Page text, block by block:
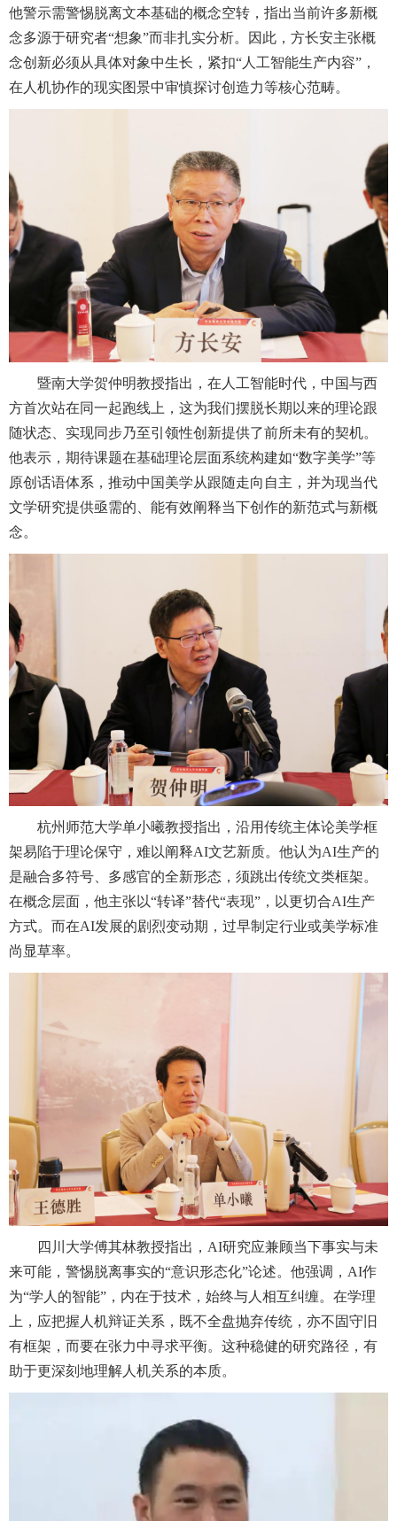
他警示需警惕脱离文本基础的概念空转，指出当前许多新概
念多源于研究者“想象”而非扎实分析。因此，方长安主张概
念创新必须从具体对象中生长，紧扣“人工智能生产内容”，
在人机协作的现实图景中审慎探讨创造力等核心范畴。
暨南大学贺仲明教授指出，在人工智能时代，中国与西
方首次站在同一起跑线上，这为我们摆脱长期以来的理论跟
随状态、实现同步乃至引领性创新提供了前所未有的契机。
他表示，期待课题在基础理论层面系统构建如“数字美学”等
原创话语体系，推动中国美学从跟随走向自主，并为现当代
文学研究提供亟需的、能有效阐释当下创作的新范式与新概
念。
杭州师范大学单小曦教授指出，沿用传统主体论美学框
架易陷于理论保守，难以阐释AI文艺新质。他认为AI生产的
是融合多符号、多感官的全新形态，须跳出传统文类框架。
在概念层面，他主张以“转译”替代“表现”，以更切合AI生产
方式。而在AI发展的剧烈变动期，过早制定行业或美学标准
尚显草率。
四川大学傅其林教授指出，AI研究应兼顾当下事实与未
来可能，警惕脱离事实的“意识形态化”论述。他强调，AI作
为“学人的智能”，内在于技术，始终与人相互纠缠。在学理
上，应把握人机辩证关系，既不全盘抛弃传统，亦不固守旧
有框架，而要在张力中寻求平衡。这种稳健的研究路径，有
助于更深刻地理解人机关系的本质。